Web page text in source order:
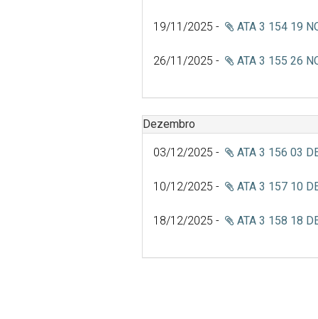
19/11/2025 - ATA 3 154 19
26/11/2025 - ATA 3 155 26
Dezembro
03/12/2025 - ATA 3 156 03
10/12/2025 - ATA 3 157 10
18/12/2025 - ATA 3 158 18